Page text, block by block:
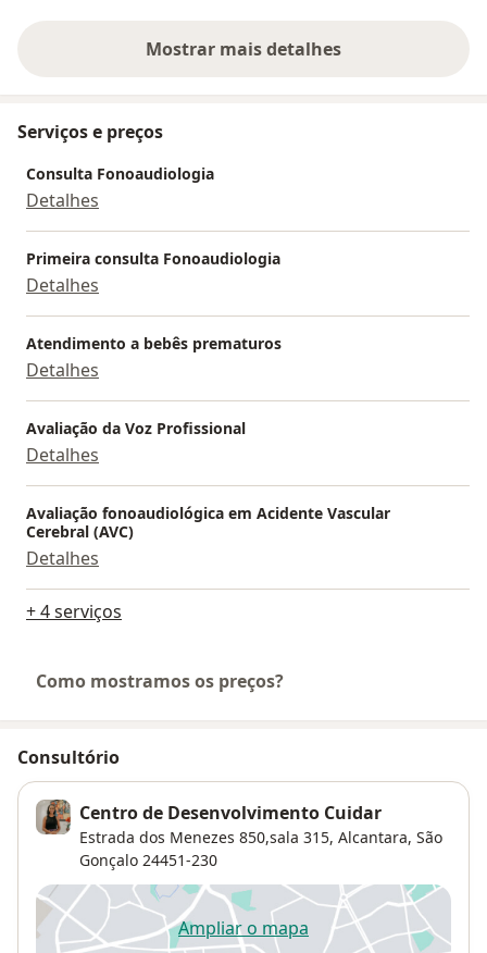
Mostrar mais detalhes
sobre a experiência
Serviços e preços
Consulta Fonoaudiologia
Detalhes
Primeira consulta Fonoaudiologia
Detalhes
Atendimento a bebês prematuros
Detalhes
Avaliação da Voz Profissional
Detalhes
Avaliação fonoaudiológica em Acidente Vascular
Cerebral (AVC)
Detalhes
+ 4 serviços
Como mostramos os preços?
Consultório
Centro de Desenvolvimento Cuidar
Estrada dos Menezes 850,sala 315, Alcantara, São
Gonçalo 24451-230
Ampliar o mapaabre num novo separador